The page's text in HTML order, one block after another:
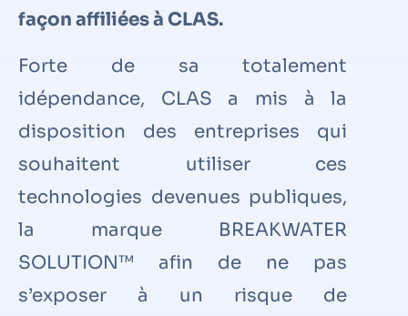
façon affiliées à CLAS.
Forte de sa totalement
idépendance, CLAS a mis à la
disposition des entreprises qui
souhaitent utiliser ces
technologies devenues publiques,
la marque BREAKWATER
SOLUTION™ afin de ne pas
s’exposer à un risque de